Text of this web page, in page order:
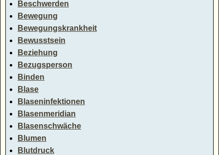
Beschwerden
Bewegung
Bewegungskrankheit
Bewusstsein
Beziehung
Bezugsperson
Binden
Blase
Blaseninfektionen
Blasenmeridian
Blasenschwäche
Blumen
Blutdruck